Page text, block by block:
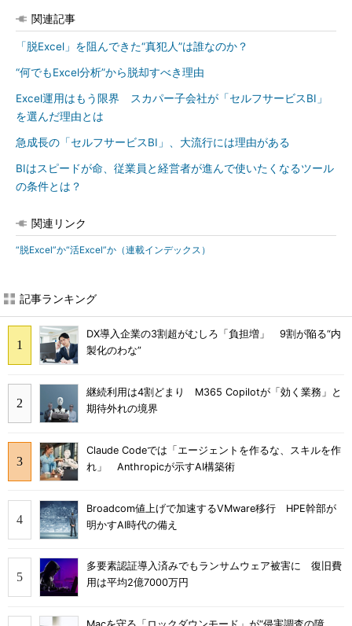
関連記事
「脱Excel」を阻んできた“真犯人”は誰なのか？
“何でもExcel分析”から脱却すべき理由
Excel運用はもう限界 スカパー子会社が「セルフサービスBI」
を選んだ理由とは
急成長の「セルフサービスBI」、大流行には理由がある
BIはスピードが命、従業員と経営者が進んで使いたくなるツール
の条件とは？
関連リンク
“脱Excel”か“活Excel”か（連載インデックス）
記事ランキング
DX導入企業の3割超がむしろ「負担増」 9割が陥る“内
製化のわな”
継続利用は4割どまり M365 Copilotが「効く業務」と
期待外れの境界
Claude Codeでは「エージェントを作るな、スキルを作
れ」 Anthropicが示すAI構築術
Broadcom値上げで加速するVMware移行 HPE幹部が
明かすAI時代の備え
多要素認証導入済みでもランサムウェア被害に 復旧費
用は平均2億7000万円